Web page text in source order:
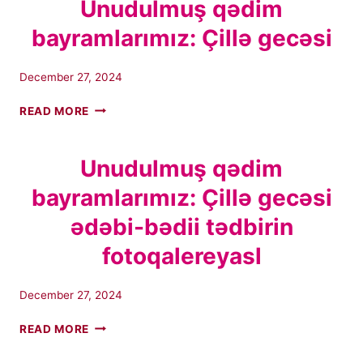
GECƏSI”
ADLI
ƏDƏBI-
TƏDBIRIN
QALEREYASI
Unudulmuş qədim
bayramlarımız: Çillə gecəsi
December 27, 2024
READ MORE UNUDULMUŞ
ÇILLƏ
GECƏSI
Unudulmuş qədim
bayramlarımız: Çillə gecəsi
ədəbi-bədii tədbirin
fotoqalereyasl
December 27, 2024
READ MORE UNUDULMUŞ